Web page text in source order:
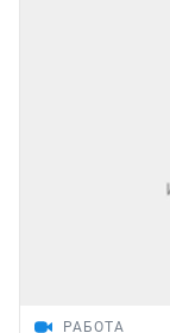
РАБОТА